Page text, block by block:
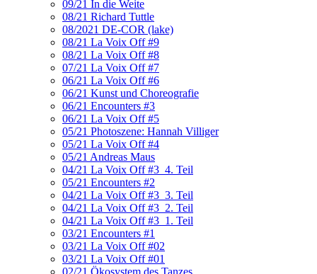
09/21 In die Weite
08/21 Richard Tuttle
08/2021 DE-COR (lake)
08/21 La Voix Off #9
08/21 La Voix Off #8
07/21 La Voix Off #7
06/21 La Voix Off #6
06/21 Kunst und Choreografie
06/21 Encounters #3
06/21 La Voix Off #5
05/21 Photoszene: Hannah Villiger
05/21 La Voix Off #4
05/21 Andreas Maus
04/21 La Voix Off #3_4. Teil
05/21 Encounters #2
04/21 La Voix Off #3_3. Teil
04/21 La Voix Off #3_2. Teil
04/21 La Voix Off #3_1. Teil
03/21 Encounters #1
03/21 La Voix Off #02
03/21 La Voix Off #01
02/21 Ökosystem des Tanzes